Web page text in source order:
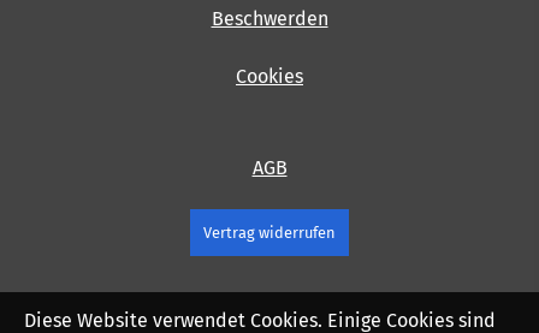
Beschwerden
Cookies
AGB
Vertrag widerrufen
Diese Website verwendet Cookies. Einige Cookies sind